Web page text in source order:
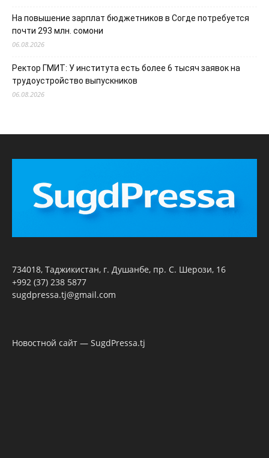
На повышение зарплат бюджетников в Согде потребуется
почти 293 млн. сомони
06.08.2026
Ректор ГМИТ: У института есть более 6 тысяч заявок на
трудоустройство выпускников
06.08.2026
734018, Таджикистан, г. Душанбе, пр. С. Шерози, 16
+992 (37) 238 5877
sugdpressa.tj@gmail.com
Новостной сайт — SugdPressa.tj